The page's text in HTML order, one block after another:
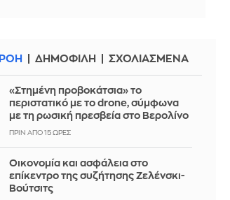
ΡΟΗ ΔΗΜΟΦΙΛΗ ΣΧΟΛΙΑΣΜΕΝΑ
«Στημένη προβοκάτσια» το
περιστατικό με το drone, σύμφωνα
με τη ρωσική πρεσβεία στο Βερολίνο
ΠΡΙΝ ΑΠΌ 15 ΏΡΕΣ
Οικονομία και ασφάλεια στο
επίκεντρο της συζήτησης Ζελένσκι-
Βούτσιτς